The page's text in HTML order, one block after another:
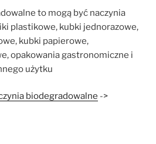
to mogą być naczynia
plastikowe, kubki jednorazowe,
kubki papierowe,
opakowania gastronomiczne i
użytku
biodegradowalne ->